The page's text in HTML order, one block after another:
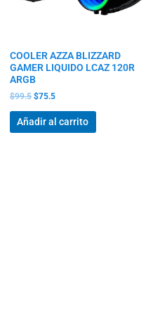
COOLER AZZA BLIZZARD
GAMER LIQUIDO LCAZ 120R
ARGB
$99.5 $75.5
Añadir al carrito